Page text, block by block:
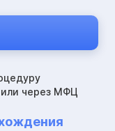
или через МФЦ